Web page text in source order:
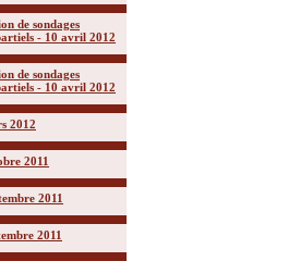
de sondages
- 10 avril 2012
de sondages
- 10 avril 2012
2012
2011
2011
2011